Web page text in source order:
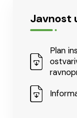
Javnost
Plan